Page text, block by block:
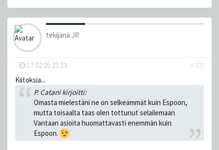
tekijänä JR
- 17.02.05 23:33
#400
Kiitoksia...
P. Catani kirjoitti:
Omasta mielestäni ne on selkeämmät kuin Espoon,
mutta toisaalta taas olen tottunut selailemaan
Vantaan asioita huomattavasti enemmän kuin
Espoon.